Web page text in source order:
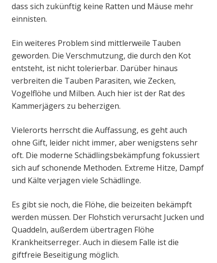
dass sich zukünftig keine Ratten und Mäuse mehr
einnisten.
Ein weiteres Problem sind mittlerweile Tauben
geworden. Die Verschmutzung, die durch den Kot
entsteht, ist nicht tolerierbar. Darüber hinaus
verbreiten die Tauben Parasiten, wie Zecken,
Vogelflöhe und Milben. Auch hier ist der Rat des
Kammerjägers zu beherzigen.
Vielerorts herrscht die Auffassung, es geht auch
ohne Gift, leider nicht immer, aber wenigstens sehr
oft. Die moderne Schädlingsbekämpfung fokussiert
sich auf schonende Methoden. Extreme Hitze, Dampf
und Kälte verjagen viele Schädlinge.
Es gibt sie noch, die Flöhe, die beizeiten bekämpft
werden müssen. Der Flohstich verursacht Jucken und
Quaddeln, außerdem übertragen Flöhe
Krankheitserreger. Auch in diesem Falle ist die
giftfreie Beseitigung möglich.